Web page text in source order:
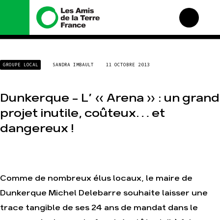
Nous connaître
Histoire
Missions et méthodes
Valeurs
Équipes et
fonctionnement
Je soutiens les Amis de
enfumage
Mode : une tendance
Nos thématiques
GROUPE LOCAL SANDRA IMBAULT 11 OCTOBRE 2013
Dunkerque – L’ « Arena » : un grand
projet inutile, coûteux… et
dangereux !
Comme de nombreux élus locaux, le maire de
Dunkerque Michel Delebarre souhaite laisser une
trace tangible de ses 24 ans de mandat dans le